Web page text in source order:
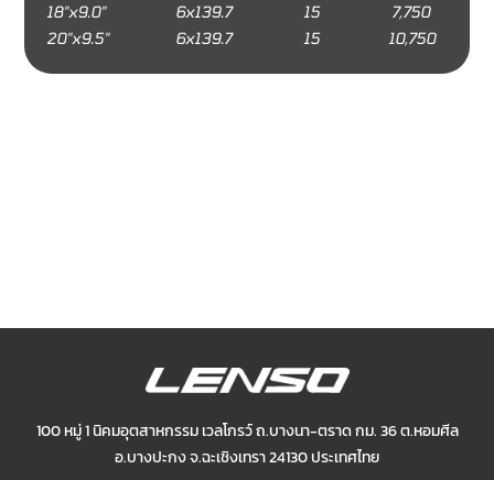
18"x9.0" 6x139.7 15
7,750
20"x9.5"
6x139.7 15 10,750
100 หมู่ 1 นิคมอุตสาหกรรม เวลโกรว์ ถ.บางนา-ตราด กม. 36 ต.หอมศีล
อ.บางปะกงจ.ฉะเชิงเทรา 24130 ประเทศไทย